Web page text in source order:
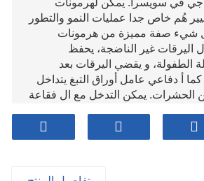
جي في سويسرا. يمكن لهرمونات
هُم خاص جدا عمليات النمو والتطور
شيء صفة مميزة من هرمونات
اليرقات غير الناضجة، يحفظ
و يقضي اليرقات بعد
كما أ دفاعي عامل أوراق التبغ يتداخل
الحشرات. يمكن التدخل مع ال فقاعة
قدرتها على الإنجاب، وبالتالي بشكل
فقاعة ل أنقذ آفات أوراق